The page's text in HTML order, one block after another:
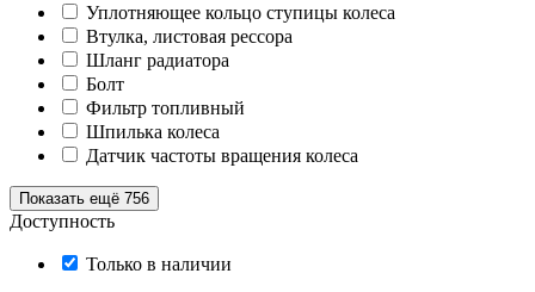
Уплотняющее кольцо ступицы колеса
Втулка, листовая рессора
Шланг радиатора
Болт
Фильтр топливный
Шпилька колеса
Датчик частоты вращения колеса
Показать ещё 756
Доступность
Только в наличии